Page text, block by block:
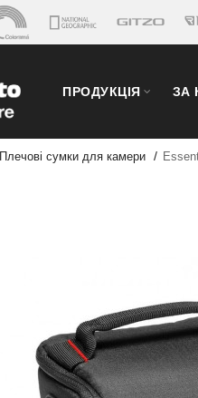
ПРОДУКЦІЯ ЗА
Плечові сумки для камери